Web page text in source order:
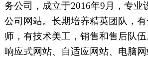
务公司，成立于2016年9月，专业
公司网站。长期培养精英团队，
师，有技术美工，销售和售后队伍
响应式网站、自适应网站、电脑